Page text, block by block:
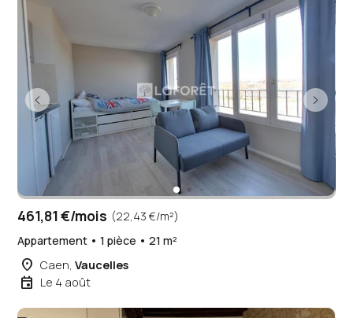
461,81 €/mois (22,43 €/m²)
Appartement • 1 pièce • 21 m²
place Caen,Vaucelles
event Le 4 août